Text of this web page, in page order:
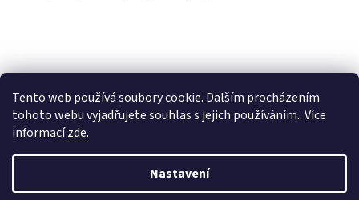
Tento web používá soubory cookie. Dalším procházením
tohoto webu vyjadřujete souhlas s jejich používáním.. Více
informacízde.
Nastavení
nastavená Věrnostní sleva 3% - 10% na Všechny Vaše další nákupy. Čím
víc nakoupíte, tím větší slevu můžete získat. Vaše objednávky se sčítají.